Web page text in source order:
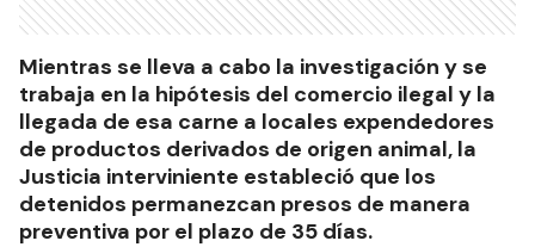
Mientras se lleva a cabo la investigación y se
trabaja en la hipótesis del comercio ilegal y la
llegada de esa carne a locales expendedores
de productos derivados de origen animal, la
Justicia interviniente estableció que los
detenidos permanezcan presos de manera
preventiva por el plazo de 35 días.